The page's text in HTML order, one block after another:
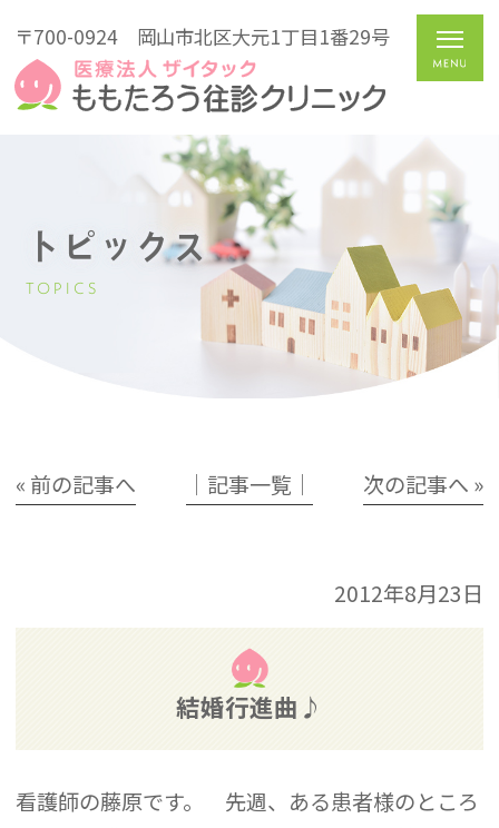
〒700-0924 岡山市北区大元1丁目1番29号
トピックス
TOPICS
« 前の記事へ │記事一覧│ 次の記事へ »
2012年8月23日
結婚行進曲♪
看護師の藤原です。 先週、ある患者様のところ